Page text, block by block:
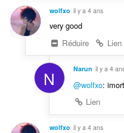
wolfxo il y a 4 ans
very good
Réduire
Lien
N Narun il y a 4
@wolfxo:
Lien
wolfxo il y a 4 ans